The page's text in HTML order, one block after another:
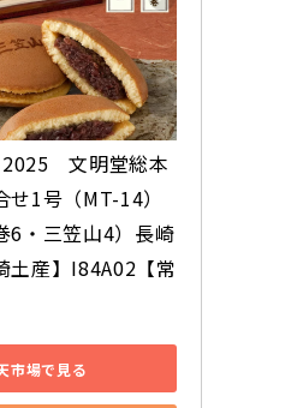
　文明堂総本
1号（MT-14）
6・三笠山4）長崎
土産】I84A02【常
市場で見る